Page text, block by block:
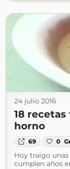
24 julio 2016
18
horno
69 0
Hoy traigo
cumplen años